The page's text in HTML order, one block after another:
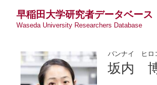
早稲田大学研究者データベース
Waseda University Researchers Database
バンナイ ヒロ
坂内